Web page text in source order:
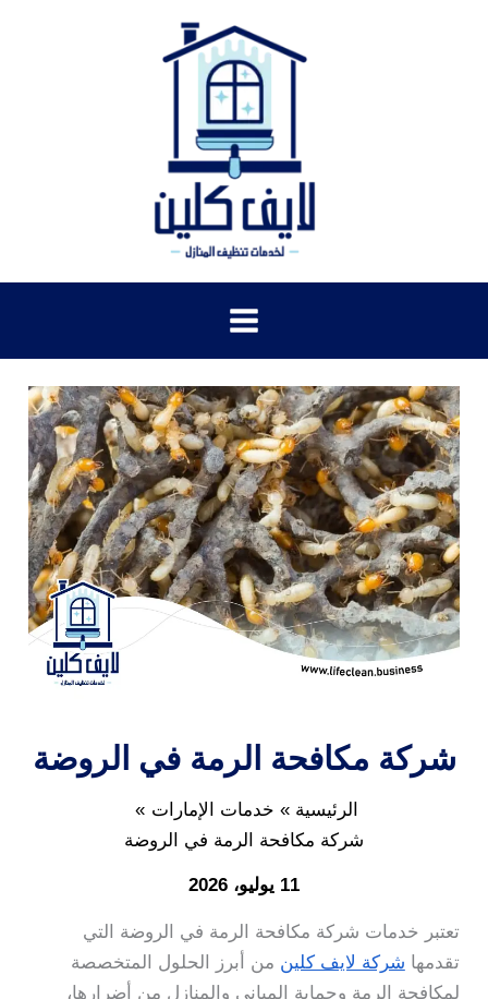
شركة مكافحة الرمة في الروضة
الرئيسية
خدمات الإمارات
شركة مكافحة الرمة في الروضة
11 يوليو، 2026
تعتبر خدمات شركة مكافحة الرمة في الروضة التي
تقدمها شركة لايف كلين من أبرز الحلول المتخصصة
لمكافحة الرمة وحماية المباني والمنازل من أضرارها،